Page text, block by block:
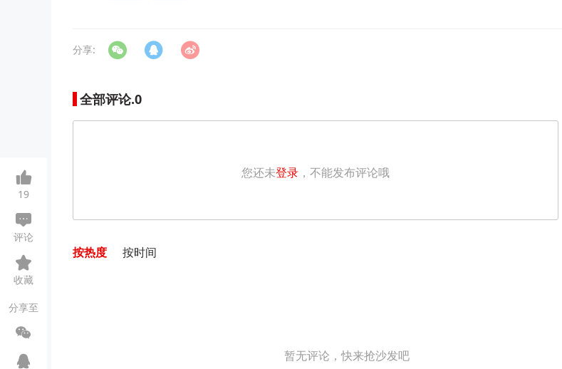
分享:
全部评论.0
您还未登录 ，不能发布评论哦
按热度 按时间
暂无评论，快来抢沙发吧
19
评论
收藏
分享至